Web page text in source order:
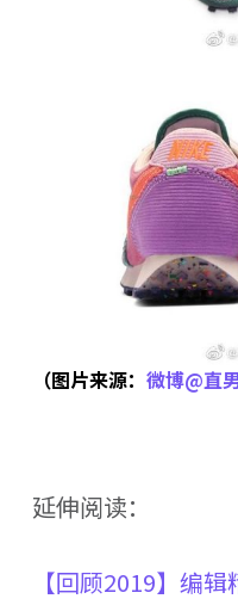
（图片来源： 微博@直
延伸阅读：
【回顾2019】编辑